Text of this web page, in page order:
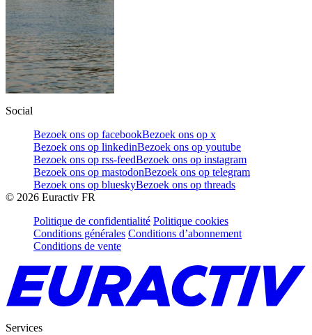
Social
Bezoek ons op facebookBezoek ons op x
Bezoek ons op linkedinBezoek ons op youtube
Bezoek ons op rss-feedBezoek ons op instagram
Bezoek ons op mastodonBezoek ons op telegram
Bezoek ons op blueskyBezoek ons op threads
© 2026 Euractiv FR
Politique de confidentialité Politique cookies
Conditions générales Conditions d’abonnement
Conditions de vente
Services